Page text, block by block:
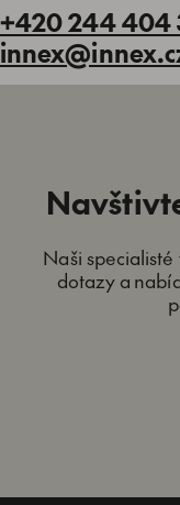
+420 244 404
Naši
dotazy a